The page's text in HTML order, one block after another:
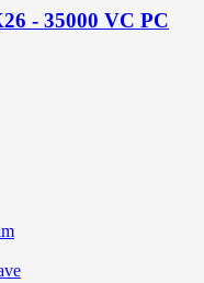
- 35000 VC PC